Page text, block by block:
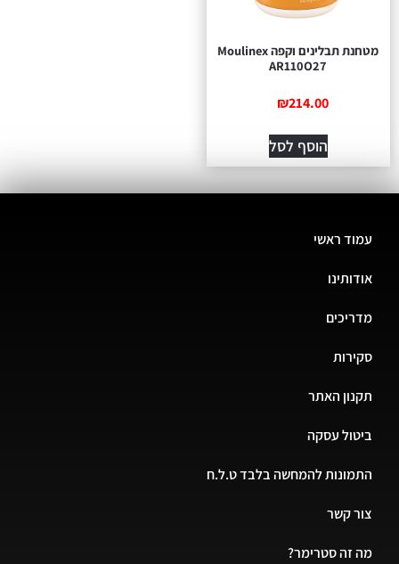
מטחנת תבלינים וקפה Moulinex
AR110O27
₪214.00
הוסף לסל
עמוד ראשי
אודותינו
מדריכים
סקירות
תקנון האתר
ביטול עסקה
התמונות להמחשה בלבד ט.ל.ח
צור קשר
מה זה סטרימר?